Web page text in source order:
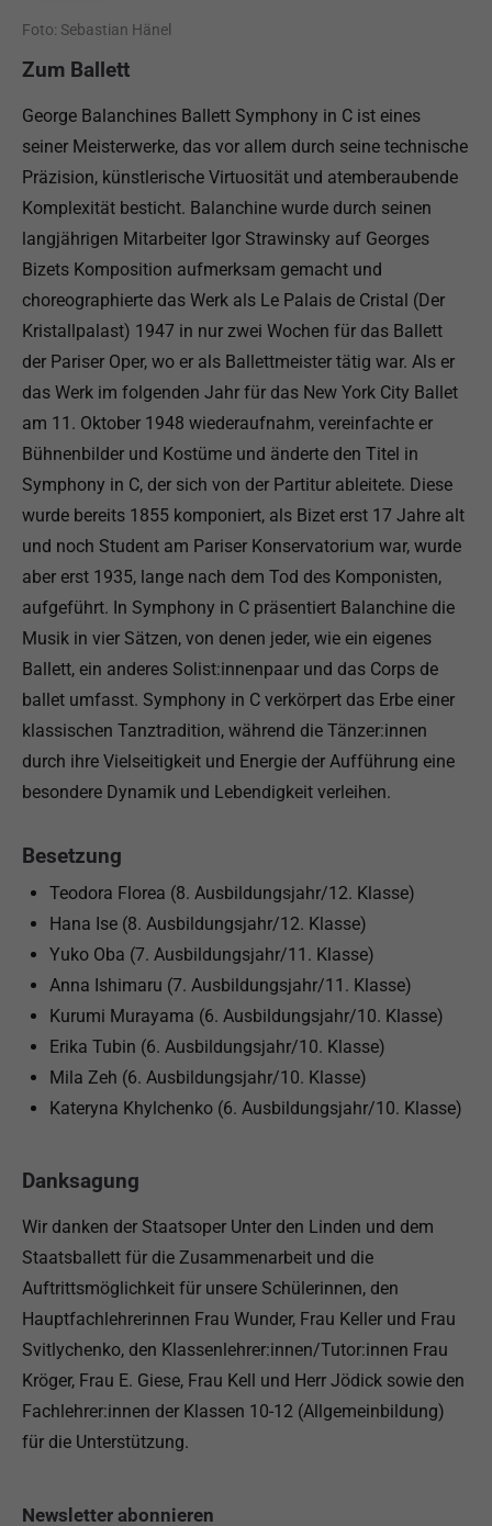
Foto: Sebastian Hänel
Zum Ballett
George Balanchines Ballett Symphony in C ist eines
seiner Meisterwerke, das vor allem durch seine technische
Präzision, künstlerische Virtuosität und atemberaubende
Komplexität besticht. Balanchine wurde durch seinen
langjährigen Mitarbeiter Igor Strawinsky auf Georges
Bizets Komposition aufmerksam gemacht und
choreographierte das Werk als Le Palais de Cristal (Der
Kristallpalast) 1947 in nur zwei Wochen für das Ballett
der Pariser Oper, wo er als Ballettmeister tätig war. Als er
das Werk im folgenden Jahr für das New York City Ballet
am 11. Oktober 1948 wiederaufnahm, vereinfachte er
Bühnenbilder und Kostüme und änderte den Titel in
Symphony in C, der sich von der Partitur ableitete. Diese
wurde bereits 1855 komponiert, als Bizet erst 17 Jahre alt
und noch Student am Pariser Konservatorium war, wurde
aber erst 1935, lange nach dem Tod des Komponisten,
aufgeführt. In Symphony in C präsentiert Balanchine die
Musik in vier Sätzen, von denen jeder, wie ein eigenes
Ballett, ein anderes Solist:innenpaar und das Corps de
ballet umfasst. Symphony in C verkörpert das Erbe einer
klassischen Tanztradition, während die Tänzer:innen
durch ihre Vielseitigkeit und Energie der Aufführung eine
besondere Dynamik und Lebendigkeit verleihen.
Besetzung
Teodora Florea (8. Ausbildungsjahr/12. Klasse)
Hana Ise (8. Ausbildungsjahr/12. Klasse)
Yuko Oba (7. Ausbildungsjahr/11. Klasse)
Anna Ishimaru (7. Ausbildungsjahr/11. Klasse)
Kurumi Murayama (6. Ausbildungsjahr/10. Klasse)
Erika Tubin (6. Ausbildungsjahr/10. Klasse)
Mila Zeh (6. Ausbildungsjahr/10. Klasse)
Kateryna Khylchenko (6. Ausbildungsjahr/10. Klasse)
Danksagung
Wir danken der Staatsoper Unter den Linden und dem
Staatsballett für die Zusammenarbeit und die
Auftrittsmöglichkeit für unsere Schülerinnen, den
Hauptfachlehrerinnen Frau Wunder, Frau Keller und Frau
Svitlychenko, den Klassenlehrer:innen/Tutor:innen Frau
Kröger, Frau E. Giese, Frau Kell und Herr Jödick sowie den
Fachlehrer:innen der Klassen 10-12 (Allgemeinbildung)
für die Unterstützung.
Newsletter abonnieren